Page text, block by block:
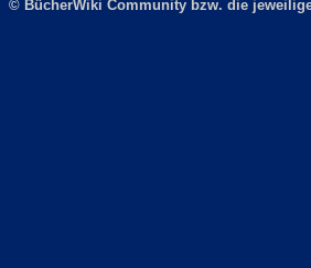
© BücherWiki Community bzw. die